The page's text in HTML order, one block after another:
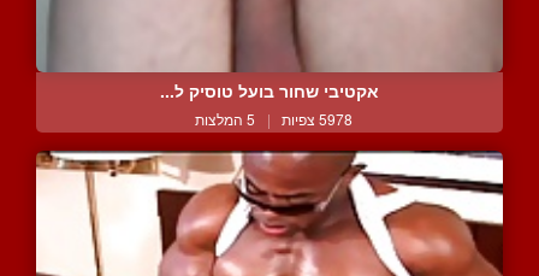
אקטיבי שחור בועל טוסיק ל...
5978 צפיות | 5 המלצות